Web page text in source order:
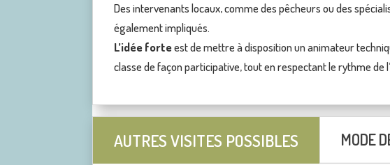
Des intervenants locaux, comme des pêcheurs ou des
également impliqués.
L’idée forteest de mettre à disposition un animateur
classe de façon participative, tout en respectant le rythme de
AUTRES VISITES POSSIBLES MODE